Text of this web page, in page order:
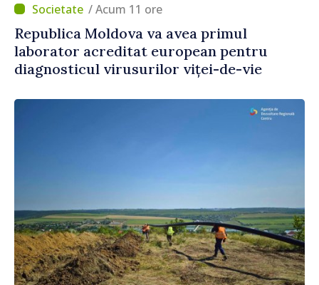
/ Acum 11 ore
Republica Moldova va avea primul
laborator acreditat european pentru
diagnosticul virusurilor viței-de-vie